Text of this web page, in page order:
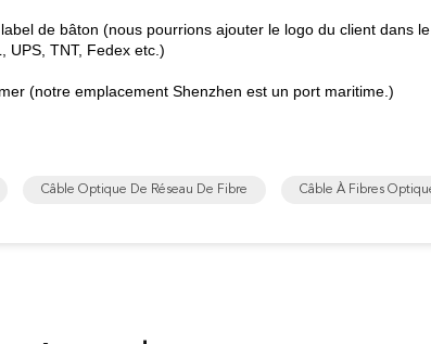
de bâton (nous pourrions ajouter le logo du client dans
UPS, TNT, Fedex etc.)
(notre emplacement Shenzhen est un port maritime.)
Câble Optique De Réseau De Fibre Câble À Fibres